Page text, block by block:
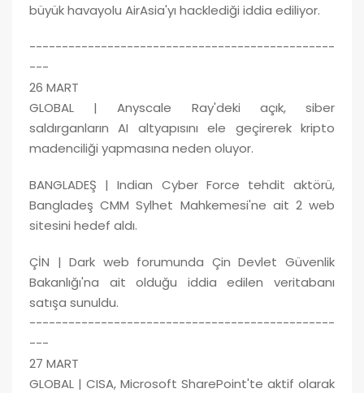
büyük havayolu AirAsia'yı hacklediği iddia ediliyor.
-----------------------------------------------
---
26 MART
GLOBAL | Anyscale Ray'deki açık, siber
saldırganların AI altyapısını ele geçirerek kripto
madenciliği yapmasına neden oluyor.
BANGLADEŞ | Indian Cyber Force tehdit aktörü,
Bangladeş CMM Sylhet Mahkemesi'ne ait 2 web
sitesini hedef aldı.
ÇİN | Dark web forumunda Çin Devlet Güvenlik
Bakanlığı'na ait olduğu iddia edilen veritabanı
satışa sunuldu.
-----------------------------------------------
---
27 MART
GLOBAL | CISA, Microsoft SharePoint'te aktif olarak